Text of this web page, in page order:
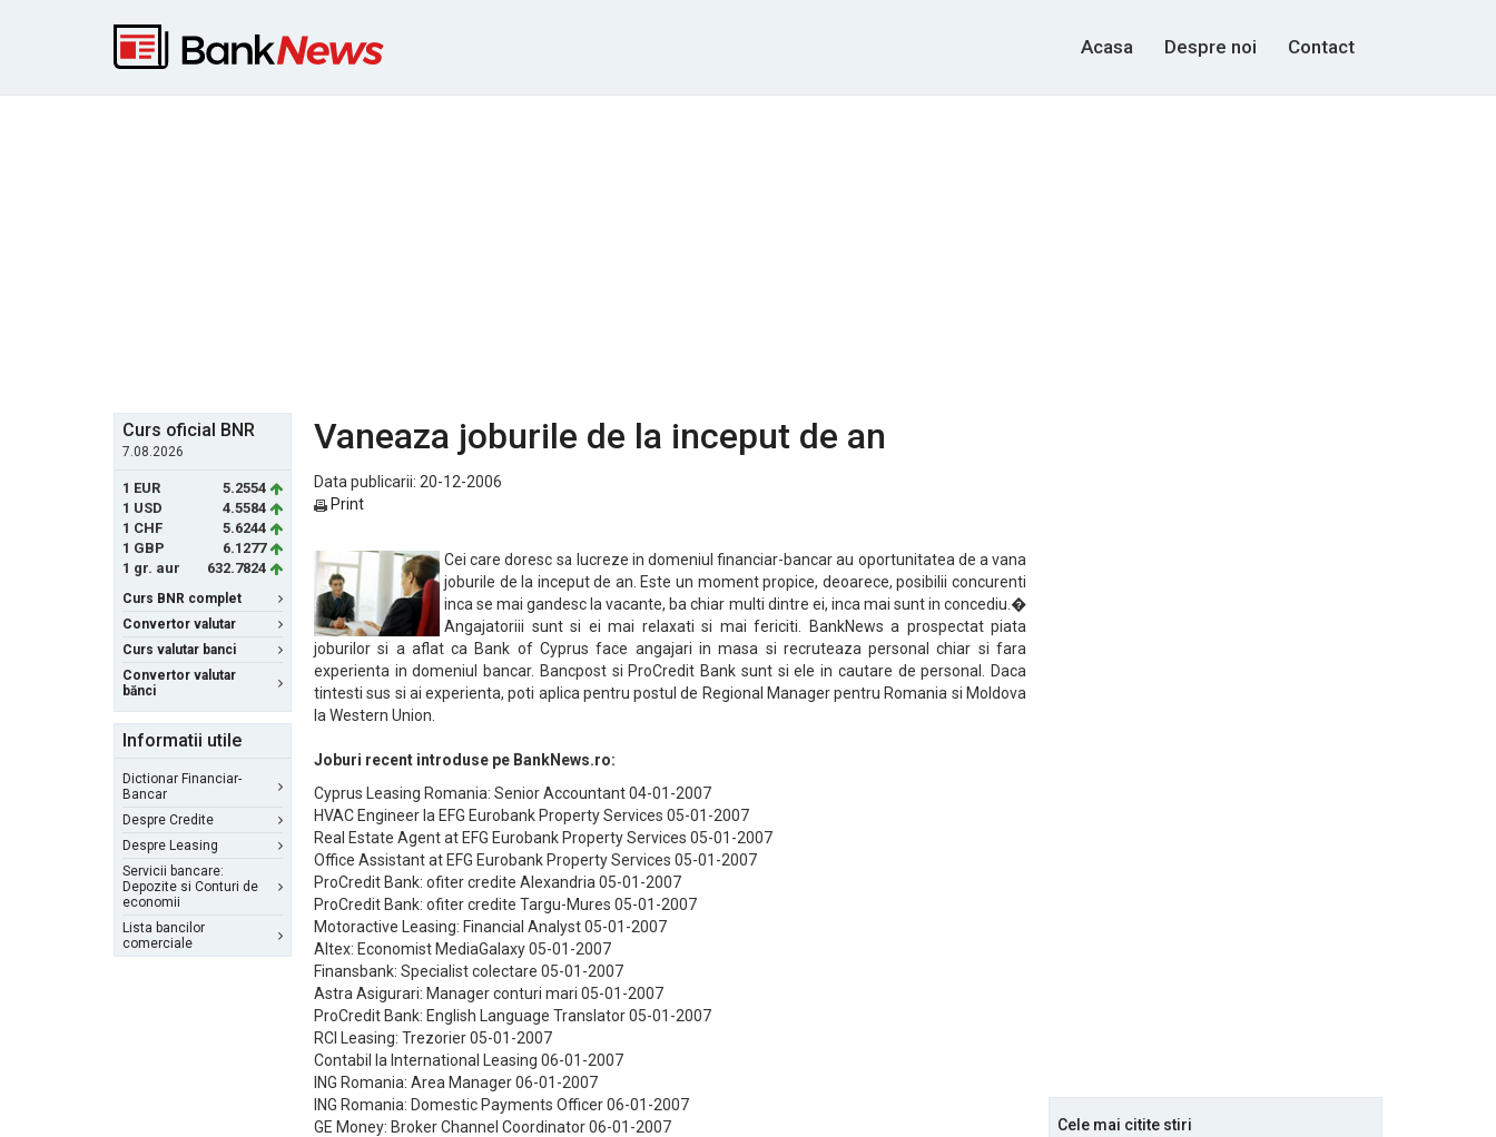
Acasa Despre noi Contact
Curs oficial BNR
7.08.2026
1 EUR
5.2554
1 USD
4.5584
1 CHF
5.6244
1 GBP
6.1277
1 gr. aur
632.7824
Curs BNR complet
Convertor valutar
Curs valutar banci
Convertor valutar
bănci
Informatii utile
Dictionar Financiar-
Bancar
Despre Credite
Despre Leasing
Servicii bancare:
Depozite si Conturi de
economii
Lista bancilor
comerciale
Vaneaza joburile de la inceput de an
Data publicarii: 20-12-2006
Print
Cei care doresc sa lucreze in domeniul financiar-bancar au oportunitatea de a vana
joburile de la inceput de an. Este un moment propice, deoarece, posibilii concurenti
inca se mai gandesc la vacante, ba chiar multi dintre ei, inca mai sunt in concediu.�
Angajatoriii sunt si ei mai relaxati si mai fericiti. BankNews a prospectat piata
joburilor si a aflat ca Bank of Cyprus face angajari in masa si recruteaza personal chiar si fara
experienta in domeniul bancar. Bancpost si ProCredit Bank sunt si ele in cautare de personal. Daca
tintesti sus si ai experienta, poti aplica pentru postul de Regional Manager pentru Romania si Moldova
la Western Union.
Joburi recent introduse pe BankNews.ro:
Cyprus Leasing Romania: Senior Accountant 04-01-2007
HVAC Engineer la EFG Eurobank Property Services 05-01-2007
Real Estate Agent at EFG Eurobank Property Services 05-01-2007
Office Assistant at EFG Eurobank Property Services 05-01-2007
ProCredit Bank: ofiter credite Alexandria 05-01-2007
ProCredit Bank: ofiter credite Targu-Mures 05-01-2007
Motoractive Leasing: Financial Analyst 05-01-2007
Altex: Economist MediaGalaxy 05-01-2007
Finansbank: Specialist colectare 05-01-2007
Astra Asigurari: Manager conturi mari 05-01-2007
ProCredit Bank: English Language Translator 05-01-2007
RCI Leasing: Trezorier 05-01-2007
Contabil la International Leasing 06-01-2007
ING Romania: Area Manager 06-01-2007
ING Romania: Domestic Payments Officer 06-01-2007
GE Money: Broker Channel Coordinator 06-01-2007
Cele mai citite stiri